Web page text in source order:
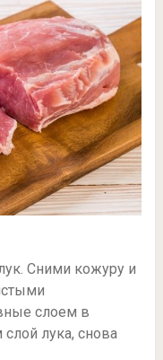
Сними кожуру и
слоем в
лука, снова